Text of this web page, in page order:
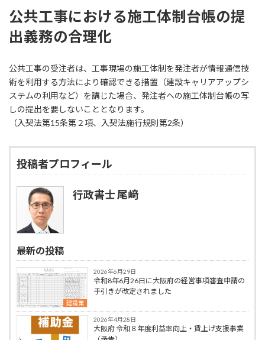
公共工事における施工体制台帳の提
出義務の合理化
公共工事の受注者は、工事現場の施工体制を発注者が情報通信技
術を利用する方法により確認できる措置（建設キャリアアップシ
ステムの利用など）を講じた場合、発注者への施工体制台帳の写
しの提出を要しないこととなります。
（入契法第15条第２項、入契法施行規則第2条）
投稿者プロフィール
行政書士 尾﨑
最新の投稿
建設業
2026年6月29日
令和8年6月26日に大阪府の経営事項審査申請の
手引きが改定されました
2026年4月28日
大阪府 令和８年度利益率向上・賃上げ支援事業